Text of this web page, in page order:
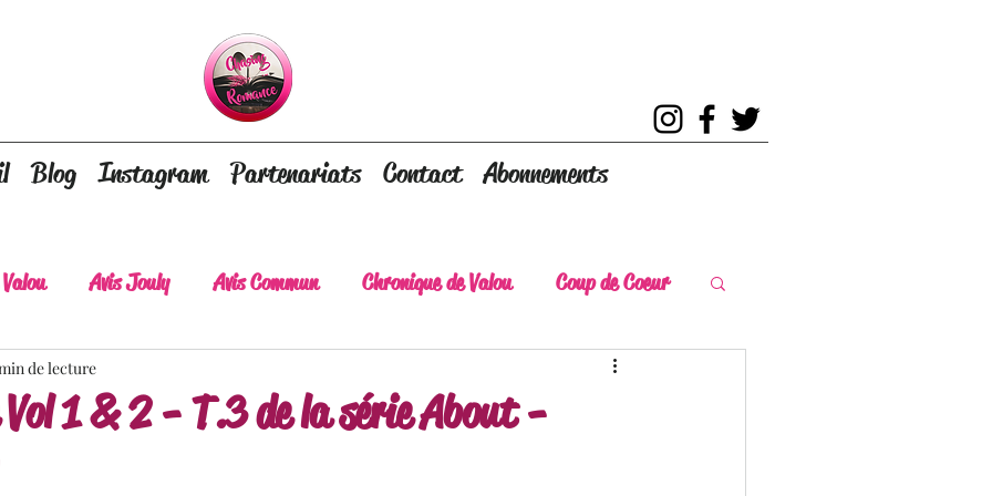
Blog Instagram Partenariats Contact Abonnements
Avis Jouly Avis Commun Chronique de Valou Coup de Coeur
A lire absolument Coup de Chaud
1 & 2 - T.3 de la série About -
de lecture